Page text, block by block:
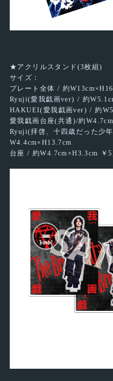
★アクリルスタンド(3枚組)
サイズ：
プレート全体 / 約
Ryuji(愛我戯画ver) / 約
HAKUEI(愛我戯画ver) / 約
愛我戯画台座(共通)/約
Ryuji(拝啓、十四歳だった少
W4.4cm×H13.7cm
台座 / 約W4.7cm×H3.3cm ￥